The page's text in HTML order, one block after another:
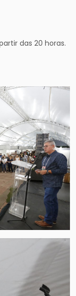
das 20 horas.